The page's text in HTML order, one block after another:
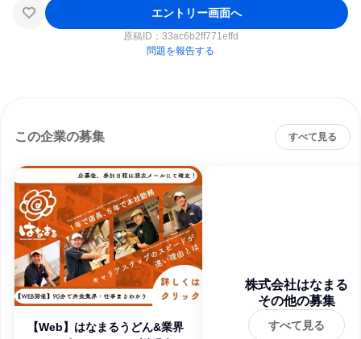
エントリー画面へ
原稿ID： 33ac6b2ff771effd
問題を報告する
この企業の募集 すべて見る
【Web】はなまるうどん&業界
株式会社はなまる
その他の募集
すべて見る